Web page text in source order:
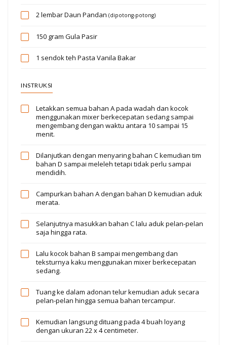
2 lembarDaun Pandan (dipotong-potong)
150 gram Gula Pasir
1 sendok teh Pasta Vanila Bakar
INSTRUKSI
Letakkan semua bahan A pada wadah dan kocok
menggunakan mixer berkecepatan sedang sampai
mengembang dengan waktu antara 10 sampai 15
menit.
Dilanjutkan dengan menyaring bahan C kemudian tim
bahan D sampai meleleh tetapi tidak perlu sampai
mendidih.
Campurkan bahan A dengan bahan D kemudian aduk
merata.
Selanjutnya masukkan bahan C lalu aduk pelan-pelan
saja hingga rata.
Lalu kocok bahan B sampai mengembang dan
teksturnya kaku menggunakan mixer berkecepatan
sedang.
Tuang ke dalam adonan telur kemudian aduk secara
pelan-pelan hingga semua bahan tercampur.
Kemudian langsung dituang pada 4 buah loyang
dengan ukuran 22 x 4 centimeter.